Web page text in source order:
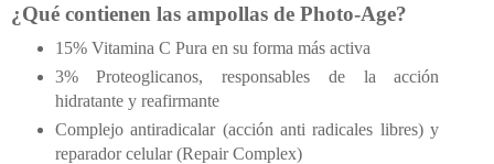
¿Qué contienen las ampollas de Photo-Age?
15% Vitamina C Pura en su forma más activa
3% Proteoglicanos, responsables de la acción
hidratante y reafirmante
Complejo antiradicalar (acción anti radicales libres) y
reparador celular (Repair Complex)